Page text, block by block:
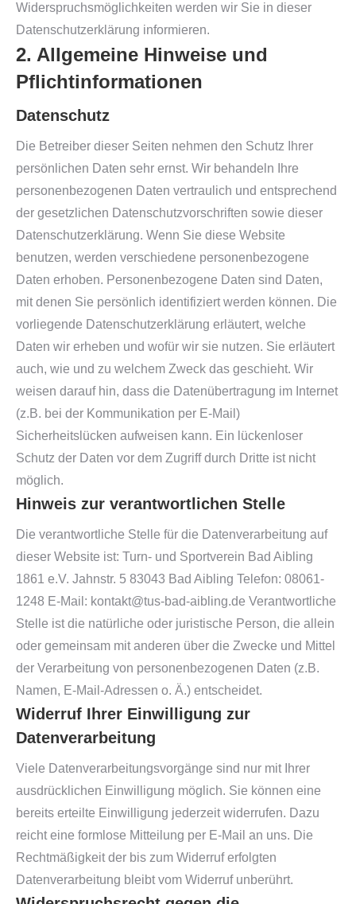
Widerspruchsmöglichkeiten werden wir Sie in dieser
Datenschutzerklärung informieren.
2. Allgemeine Hinweise und
Pflichtinformationen
Datenschutz
Die Betreiber dieser Seiten nehmen den Schutz Ihrer
persönlichen Daten sehr ernst. Wir behandeln Ihre
personenbezogenen Daten vertraulich und entsprechend
der gesetzlichen Datenschutzvorschriften sowie dieser
Datenschutzerklärung. Wenn Sie diese Website
benutzen, werden verschiedene personenbezogene
Daten erhoben. Personenbezogene Daten sind Daten,
mit denen Sie persönlich identifiziert werden können. Die
vorliegende Datenschutzerklärung erläutert, welche
Daten wir erheben und wofür wir sie nutzen. Sie erläutert
auch, wie und zu welchem Zweck das geschieht. Wir
weisen darauf hin, dass die Datenübertragung im Internet
(z.B. bei der Kommunikation per E-Mail)
Sicherheitslücken aufweisen kann. Ein lückenloser
Schutz der Daten vor dem Zugriff durch Dritte ist nicht
möglich.
Hinweis zur verantwortlichen Stelle
Die verantwortliche Stelle für die Datenverarbeitung auf
dieser Website ist: Turn- und Sportverein Bad Aibling
1861 e.V. Jahnstr. 5 83043 Bad Aibling Telefon: 08061-
1248 E-Mail: kontakt@tus-bad-aibling.de Verantwortliche
Stelle ist die natürliche oder juristische Person, die allein
oder gemeinsam mit anderen über die Zwecke und Mittel
der Verarbeitung von personenbezogenen Daten (z.B.
Namen, E-Mail-Adressen o. Ä.) entscheidet.
Widerruf Ihrer Einwilligung zur
Datenverarbeitung
Viele Datenverarbeitungsvorgänge sind nur mit Ihrer
ausdrücklichen Einwilligung möglich. Sie können eine
bereits erteilte Einwilligung jederzeit widerrufen. Dazu
reicht eine formlose Mitteilung per E-Mail an uns. Die
Rechtmäßigkeit der bis zum Widerruf erfolgten
Datenverarbeitung bleibt vom Widerruf unberührt.